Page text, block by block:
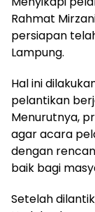
Rahmat
persiapan
Lampung.
Hal ini
pelantikan
Menurutnya,
agar acara
dengan
baik bagi
Setelah